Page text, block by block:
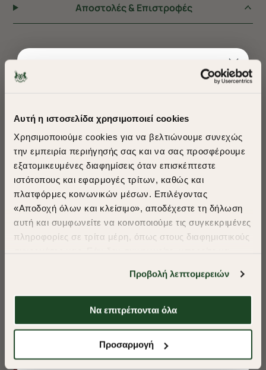
Αυτή η ιστοσελίδα χρησιμοποιεί cookies
Χρησιμοποιούμε cookies για να βελτιώνουμε συνεχώς
την εμπειρία περιήγησής σας και να σας προσφέρουμε
εξατομικευμένες διαφημίσεις όταν επισκέπτεστε
ιστότοπους και εφαρμογές τρίτων, καθώς και
πλατφόρμες κοινωνικών μέσων. Επιλέγοντας
«Αποδοχή όλων και κλείσιμο», αποδέχεστε τη δήλωση
αυτή και συμφωνείτε να κοινοποιούμε τις συγκεκριμένες
πληροφορίες σε τρίτα μέρη, όπως στους διαφημιστικούς
απαιτούμενα cookies» και θα περιοριστούμε
στα cookies και τις τεχνολογίες που είναι απολύτως
απαραίτητα για την ασφαλή απόδοση και
λειτουργικότητα της ιστοσελίδας μας. Ωστόσο, λάβετε
θα μπορούμε να συλλέξουμε πληροφορίες που θα
Προβολή λεπτομερειών
Να επιτρέπονται όλα
Προσαρμογή
Αποστολές & Επιστροφές
ΠΡΟΤΕΙΝΟΥΜΕ ΓΙΑ ΕΣΑΣ
ΠΟΥΚΑΜΙΣΟ OXFORD REGULAR FIT
​
A Season of Style
SUMMER SALE
Shop Now